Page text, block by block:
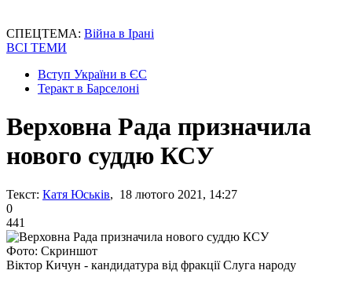
СПЕЦТЕМА: Війна в Ірані
ВСІ ТЕМИ
Вступ України в ЄС
Теракт в Барселоні
Верховна Рада призначила
нового суддю КСУ
Текст: Катя Юськів, 18 лютого 2021, 14:27
0
441
Фото: Скриншот
Віктор Кичун - кандидатура від фракції Слуга народу